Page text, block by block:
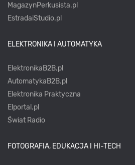
MagazynPerkusista.pl
EstradaiStudio.pl
ELEKTRONIKA I AUTOMATYKA
ElektronikaB2B.pl
AutomatykaB2B.pl
Elektronika Praktyczna
Elportal.pl
Świat Radio
FOTOGRAFIA, EDUKACJA I HI-TECH